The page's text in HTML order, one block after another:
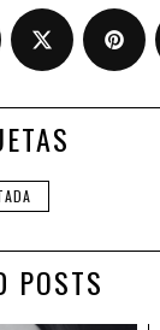
POSTS